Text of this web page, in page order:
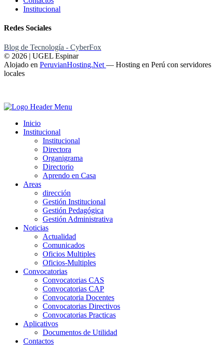
Institucional
Redes Sociales
Blog de Tecnología - CyberFox
© 2026 | UGEL Espinar
Alojado en PeruvianHosting.Net — Hosting en Perú con servidores
locales
Inicio
Institucional
Institucional
Directora
Organigrama
Directorio
Aprendo en Casa
Areas
dirección
Gestión Institucional
Gestión Pedagógica
Gestión Administrativa
Noticias
Actualidad
Comunicados
Oficios Multiples
Oficios-Multiples
Convocatorias
Convocatorias CAS
Convocatorias CAP
Convocatoria Docentes
Convocatorias Directivos
Convocatorias Practicas
Aplicativos
Documentos de Utilidad
Contactos